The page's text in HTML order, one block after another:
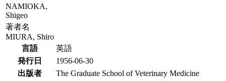
NAMIOKA,
Shigeo
著者名
MIURA, Shiro
言語
英語
発行日
1956-06-30
出版者
The Graduate School of Veterinary Medicine